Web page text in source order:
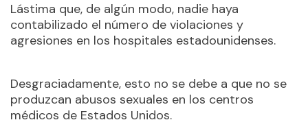
Lástima que, de algún modo, nadie haya
contabilizado el número de violaciones y
agresiones en los hospitales estadounidenses.
Desgraciadamente, esto no se debe a que no se
produzcan abusos sexuales en los centros
médicos de Estados Unidos.